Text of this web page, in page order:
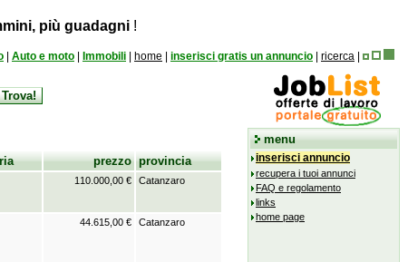
più guadagni!
Auto e moto Immobili home inserisci gratis un annuncio ricerca
prezzo provincia
110.000,00 € Catanzaro
44.615,00 € Catanzaro
menu
inserisci annuncio
recupera i tuoi annunci
FAQ e regolamento
links
home page